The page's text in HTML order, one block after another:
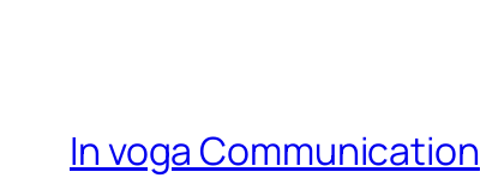
In voga Communication